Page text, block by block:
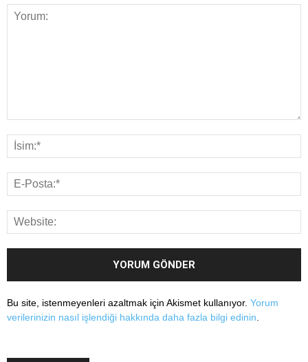
Bu site, istenmeyenleri azaltmak için Akismet kullanıyor. Yorum
verilerinizin nasıl işlendiği hakkında daha fazla bilgi edinin